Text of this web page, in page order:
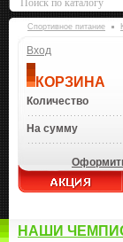
Спортивное питание
Вход
КОРЗИНА
Количество
На сумму
НАШИ